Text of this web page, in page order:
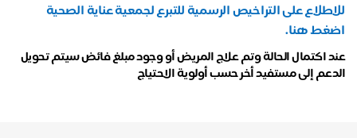
للاطلاع على التراخيص الرسمية للتبرع لجمعية عناية الصحية
اضغط هنا.
عند اكتمال الحالة وتم علاج المريض أو وجود مبلغ فائض سيتم تحويل
الدعم إلى مستفيد أخر حسب أولوية الاحتياج